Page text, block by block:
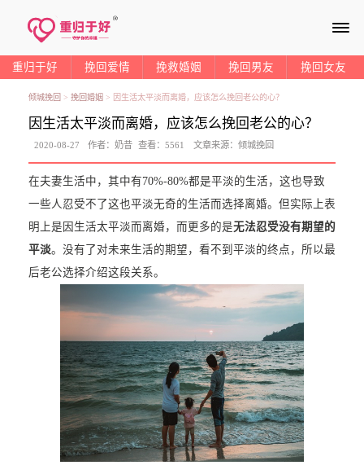
≡
重归于好 挽回爱情 挽救婚姻 挽回男友 挽回女友
倾城挽回 > 挽回婚姻 > 因生活太平淡而离婚，应该怎么挽回老公的心？
因生活太平淡而离婚，应该怎么挽回老公的心？
2020-08-27 作者：奶昔 查看：5561 文章来源： 倾城挽回
在夫妻生活中，其中有70%-80%都是平淡的生活，这也导致
一些人忍受不了这也平淡无奇的生活而选择离婚。但实际上表
明上是因生活太平淡而离婚，而更多的是无法忍受没有期望的
平淡。没有了对未来生活的期望，看不到平淡的终点，所以最
后老公选择介绍这段关系。